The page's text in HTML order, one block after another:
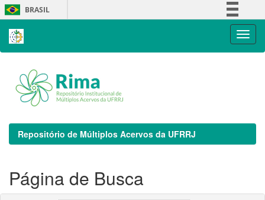
Skip
navigation
BRASIL
Repositório de Múltiplos Acervos da UFRRJ
Página de Busca